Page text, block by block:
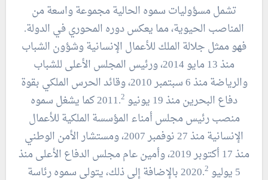
تشمل مسؤوليات سموه الحالية مجموعة واسعة من
المناصب الحيوية، مما يعكس دوره المحوري في الدولة.
فهو ممثل جلالة الملك للأعمال الإنسانية وشؤون الشباب
منذ 13 مايو 2014، ورئيس المجلس الأعلى للشباب
والرياضة منذ 6 سبتمبر 2010، وقائد الحرس الملكي بقوة
دفاع البحرين منذ 19 يونيو 2011.
2
كما يشغل سموه
منصب رئيس مجلس أمناء المؤسسة الملكية للأعمال
الإنسانية منذ 27 نوفمبر 2007، ومستشار الأمن الوطني
منذ 17 أكتوبر 2019، وأمين عام مجلس الدفاع الأعلى منذ
5 يوليو 2020.
2
بالإضافة إلى ذلك، يتولى سموه رئاسة